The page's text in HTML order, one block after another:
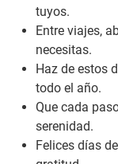
tuyos.
Entre viajes,
necesitas.
Haz de estos
todo el año.
Que cada
serenidad.
Felices días